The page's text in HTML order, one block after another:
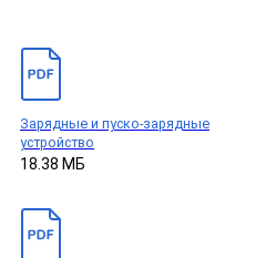
Зарядные и пуско-зарядные
устройство
18.38 МБ